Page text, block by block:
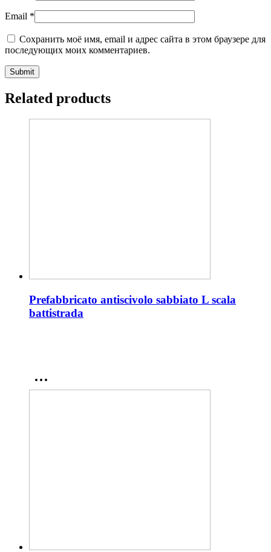
Email *
Сохранить моё имя, email и адрес сайта в этом браузере для
последующих моих комментариев.
Related products
Prefabbricato antiscivolo sabbiato L scala
battistrada